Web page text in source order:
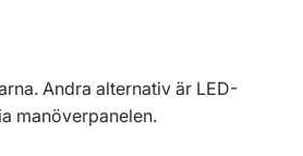
Andra alternativ är LED-
manöverpanelen.